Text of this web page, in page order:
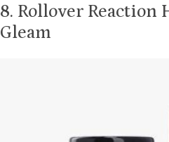
8. Rollover Reaction
Gleam